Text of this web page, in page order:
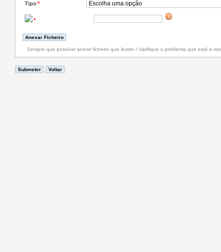
Tipo*
*
Sempre que possível anexe ficheiro que ilustre / clarifique o problema que está a